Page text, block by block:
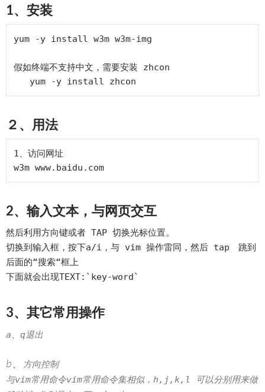
1、安装
yum -y install w3m w3m-img
假如终端不支持中文，需要安装 zhcon
２、用法
1、访问网址
2、输入文本，与网页交互
然后利用方向键或者 TAP 切换光标位置。
切换到输入框，按下a/i，与 vim 操作雷同，然后 tap 跳到
后面的“搜索“框上
下面就会出现TEXT:`key-word`
3、其它常用操作
a、q退出
b、
方向控制
与vim常用命令vim常用命令集相似，h,j,k,l 可以分别用来做